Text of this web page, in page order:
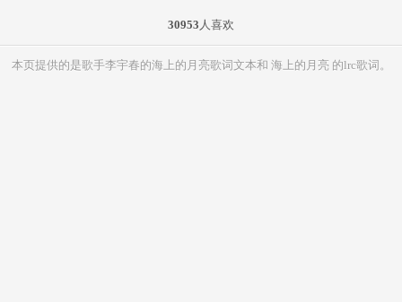
30953 人喜欢
本页提供的是歌手李宇春的海上的月亮歌词文本和 海上的月亮 的lrc歌词。